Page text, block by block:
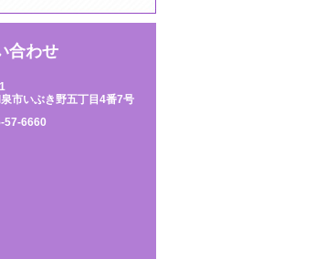
合わせ
市いぶき野五丁目4番7号
57-6660